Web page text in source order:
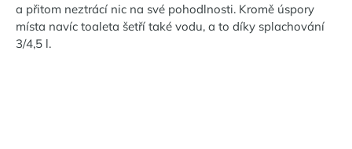
a přitom neztrácí nic na své pohodlnosti. Kromě úspory
místa navíc toaleta šetří také vodu, a to díky splachování
3/4,5 l.